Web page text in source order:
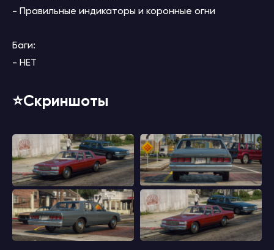
- Правильные индикаторы и коронные огни
Баги:
- НЕТ
⭐️Скриншоты